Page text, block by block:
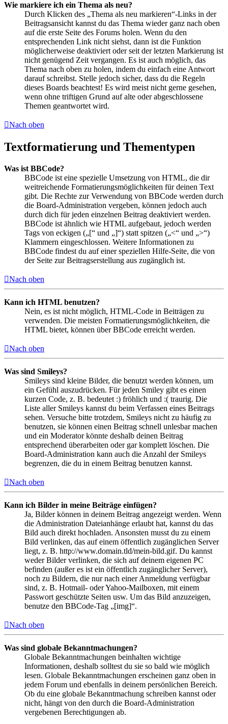
Wie markiere ich ein Thema als neu?
Durch Klicken des „Thema als neu markieren“-Links in der
Beitragsansicht kannst du das Thema wieder ganz nach oben
auf die erste Seite des Forums holen. Wenn du den
entsprechenden Link nicht siehst, dann ist die Funktion
möglicherweise deaktiviert oder seit der letzten Markierung ist
nicht genügend Zeit vergangen. Es ist auch möglich, das
Thema nach oben zu holen, indem du einfach eine Antwort
darauf schreibst. Stelle jedoch sicher, dass du die Regeln
dieses Boards beachtest! Es wird meist nicht gerne gesehen,
wenn ohne triftigen Grund auf alte oder abgeschlossene
Themen geantwortet wird.
Nach oben
Textformatierung und Thementypen
Was ist BBCode?
BBCode ist eine spezielle Umsetzung von HTML, die dir
weitreichende Formatierungsmöglichkeiten für deinen Text
gibt. Die Rechte zur Verwendung von BBCode werden durch
die Board-Administration vergeben, können jedoch auch
durch dich für jeden einzelnen Beitrag deaktiviert werden.
BBCode ist ähnlich wie HTML aufgebaut, jedoch werden
Tags von eckigen („[“ und „]“) statt spitzen („<“ und „>“)
Klammern eingeschlossen. Weitere Informationen zu
BBCode findest du auf einer speziellen Hilfe-Seite, die von
der Seite zur Beitragserstellung aus zugänglich ist.
Nach oben
Kann ich HTML benutzen?
Nein, es ist nicht möglich, HTML-Code in Beiträgen zu
verwenden. Die meisten Formatierungsmöglichkeiten, die
HTML bietet, können über BBCode erreicht werden.
Nach oben
Was sind Smileys?
Smileys sind kleine Bilder, die benutzt werden können, um
ein Gefühl auszudrücken. Für jeden Smiley gibt es einen
kurzen Code, z. B. bedeutet :) fröhlich und :( traurig. Die
Liste aller Smileys kannst du beim Verfassen eines Beitrags
sehen. Versuche bitte trotzdem, Smileys nicht zu häufig zu
benutzen, sie können einen Beitrag schnell unlesbar machen
und ein Moderator könnte deshalb deinen Beitrag
entsprechend überarbeiten oder gar komplett löschen. Die
Board-Administration kann auch die Anzahl der Smileys
begrenzen, die du in einem Beitrag benutzen kannst.
Nach oben
Kann ich Bilder in meine Beiträge einfügen?
Ja, Bilder können in deinem Beitrag angezeigt werden. Wenn
die Administration Dateianhänge erlaubt hat, kannst du das
Bild auch direkt hochladen. Ansonsten musst du zu einem
Bild verlinken, das auf einem öffentlich zugänglichen Server
liegt, z. B. http://www.domain.tld/mein-bild.gif. Du kannst
weder Bilder verlinken, die sich auf deinem eigenen PC
befinden (außer es ist ein öffentlich zugänglicher Server),
noch zu Bildern, die nur nach einer Anmeldung verfügbar
sind, z. B. Hotmail- oder Yahoo-Mailboxen, mit einem
Passwort geschützte Seiten usw. Um das Bild anzuzeigen,
benutze den BBCode-Tag „[img]“.
Nach oben
Was sind globale Bekanntmachungen?
Globale Bekanntmachungen beinhalten wichtige
Informationen, deshalb solltest du sie so bald wie möglich
lesen. Globale Bekanntmachungen erscheinen ganz oben in
jedem Forum und ebenfalls in deinem persönlichen Bereich.
Ob du eine globale Bekanntmachung schreiben kannst oder
nicht, hängt von den durch die Board-Administration
vergebenen Berechtigungen ab.